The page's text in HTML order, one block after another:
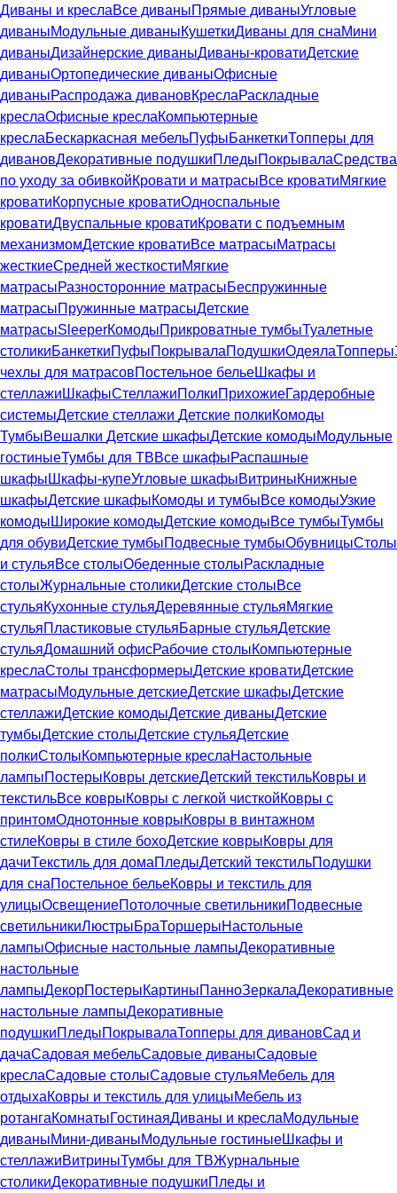
Диваны и креслаВсе диваныПрямые диваныУгловые
диваныМодульные диваныКушеткиДиваны для снаМини
диваныДизайнерские диваныДиваны-кроватиДетские
диваныОртопедические диваныОфисные
диваныРаспродажа дивановКреслаРаскладные
креслаОфисные креслаКомпьютерные
креслаБескаркасная мебельПуфыБанкеткиТопперы для
дивановДекоративные подушкиПледыПокрывалаСредства
по уходу за обивкойКровати и матрасыВсе кроватиМягкие
кроватиКорпусные кроватиОдноспальные
кроватиДвуспальные кроватиКровати с подъемным
механизмомДетские кроватиВсе матрасыМатрасы
жесткиеСредней жесткостиМягкие
матрасыРазносторонние матрасыБеспружинные
матрасыПружинные матрасыДетские
матрасыSleeperКомодыПрикроватные тумбыТуалетные
столикиБанкеткиПуфыПокрывалаПодушкиОдеялаТопперы
чехлы для матрасовПостельное бельеШкафы и
стеллажи ШкафыСтеллажиПолкиПрихожиеГардеробные
системыДетские стеллажи Детские полкиКомоды
ТумбыВешалки Детские шкафыДетские комодыМодульные
гостиныеТумбы для ТВВсе шкафыРаспашные
шкафы Шкафы-купеУгловые шкафыВитриныКнижные
шкафыДетские шкафыКомоды и тумбыВсе комодыУзкие
комоды Широкие комодыДетские комодыВсе тумбыТумбы
для обувиДетские тумбыПодвесные тумбыОбувницыСтолы
и стульяВсе столыОбеденные столыРаскладные
столыЖурнальные столикиДетские столыВсе
стульяКухонные стульяДеревянные стульяМягкие
стульяПластиковые стульяБарные стульяДетские
стульяДомашний офисРабочие столыКомпьютерные
креслаСтолы трансформерыДетские кроватиДетские
матрасыМодульные детскиеДетские шкафыДетские
стеллажиДетские комодыДетские диваныДетские
тумбыДетские столыДетские стульяДетские
полкиСтолыКомпьютерные креслаНастольные
лампыПостерыКовры детскиеДетский текстильКовры и
текстильВсе коврыКовры с легкой чисткойКовры с
принтомОднотонные коврыКовры в винтажном
стилеКовры в стиле бохоДетские коврыКовры для
дачиТекстиль для домаПледыДетский текстильПодушки
для снаПостельное бельеКовры и текстиль для
улицыОсвещениеПотолочные светильникиПодвесные
светильникиЛюстрыБраТоршерыНастольные
лампыОфисные настольные лампыДекоративные
настольные
лампыДекорПостерыКартиныПанноЗеркалаДекоративные
настольные лампыДекоративные
подушкиПледыПокрывалаТопперы для дивановСад и
дачаСадовая мебельСадовые диваныСадовые
креслаСадовые столыСадовые стульяМебель для
отдыхаКовры и текстиль для улицыМебель из
ротангаКомнатыГостинаяДиваны и креслаМодульные
диваныМини-диваныМодульные гостиныеШкафы и
стеллажиВитриныТумбы для ТВЖурнальные
столикиДекоративные подушкиПледы и